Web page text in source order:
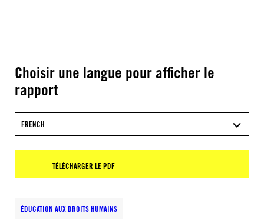
Choisir une langue pour afficher le
rapport
FRENCH
TÉLÉCHARGER LE PDF
ÉDUCATION AUX DROITS HUMAINS